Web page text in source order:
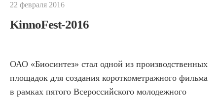
22 февраля 2016
KinnoFest-2016
ОАО «Биосинтез» стал одной из производственных
площадок для создания короткометражного фильма
в рамках пятого Всероссийского молодежного